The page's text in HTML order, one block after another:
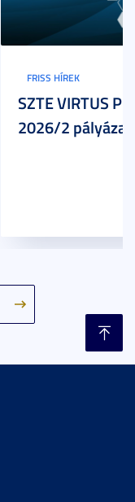
FRISS HÍREK
SZTE VIRTUS
2026/2